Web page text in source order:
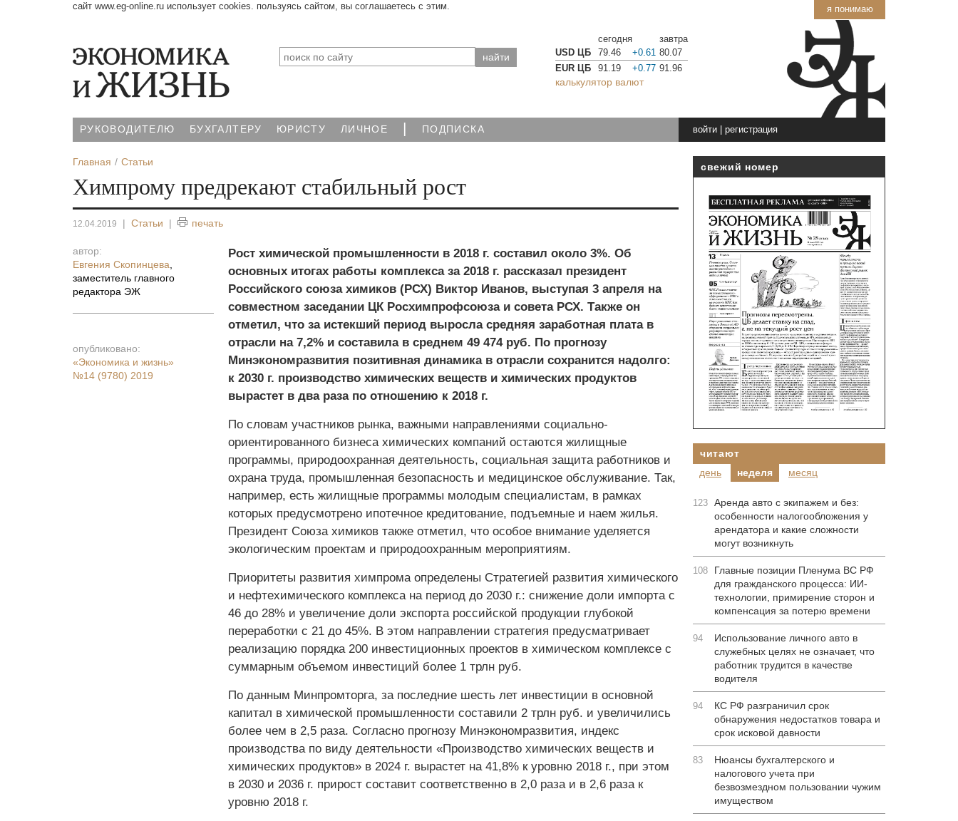
я понимаю
сайт www.eg-online.ru использует cookies. пользуясь сайтом, вы соглашаетесь с этим.
сегодня
завтра
USD ЦБ
79.46 +0.61 80.07
EUR ЦБ
91.19 +0.77 91.96
калькулятор валют
РУКОВОДИТЕЛЮ БУХГАЛТЕРУ ЮРИСТУ ЛИЧНОЕ | ПОДПИСКА войти| регистрация
Главная Статьи
Химпрому предрекают стабильный рост
12.04.2019 | Статьи | печать
автор:
Евгения Скопинцева
заместитель главного
редактора ЭЖ
опубликовано:
«Экономика и жизнь»
№14 (9780) 2019
Рост химической промышленности в 2018 г. составил около 3%. Об
основных итогах работы комплекса за 2018 г. рассказал президент
Российского союза химиков (РСХ) Виктор Иванов, выступая 3 апреля на
совместном заседании ЦК Росхимпрофсоюза и совета РСХ. Также он
отметил, что за истекший период выросла средняя заработная плата в
отрасли на 7,2% и составила в среднем 49 474 руб. По прогнозу
Минэкономразвития позитивная динамика в отрасли сохранится надолго:
к 2030 г. производство химических веществ и химических продуктов
вырастет в два раза по отношению к 2018 г.
По словам участников рынка, важными направлениями социально-
ориентированного бизнеса химических компаний остаются жилищные
программы, природоохранная деятельность, социальная защита работников и
охрана труда, промышленная безопасность и медицинское обслуживание. Так,
например, есть жилищные программы молодым специалистам, в рамках
которых предусмотрено ипотечное кредитование, подъемные и наем жилья.
Президент Союза химиков также отметил, что особое внимание уделяется
экологическим проектам и природоохранным мероприятиям.
Приоритеты развития химпрома определены Стратегией развития химического
и нефтехимического комплекса на период до 2030 г.: снижение доли импорта с
46 до 28% и увеличение доли экспорта российской продукции глубокой
переработки с 21 до 45%. В этом направлении стратегия предусматривает
реализацию порядка 200 инвестиционных проектов в химическом комплексе с
суммарным объемом инвестиций более 1 трлн руб.
По данным Минпромторга, за последние шесть лет инвестиции в основной
капитал в химической промышленности составили 2 трлн руб. и увеличились
более чем в 2,5 раза. Согласно прогнозу Минэкономразвития, индекс
производства по виду деятельности «Производство химических веществ и
химических продуктов» в 2024 г. вырастет на 41,8% к уровню 2018 г., при этом
в 2030 и 2036 г. прирост составит соответственно в 2,0 раза и в 2,6 раза к
уровню 2018 г.
свежий номер
читают
день
неделя месяц
123 Аренда авто с экипажем и без:
особенности налогообложения у
арендатора и какие сложности
могут возникнуть
108
Главные позиции Пленума ВС РФ
для гражданского процесса: ИИ-
технологии, примирение сторон и
компенсация за потерю времени
94
Использование личного авто в
служебных целях не означает, что
работник трудится в качестве
водителя
94
КС РФ разграничил срок
обнаружения недостатков товара и
срок исковой давности
83
Нюансы бухгалтерского и
налогового учета при
безвозмездном пользовании чужим
имуществом